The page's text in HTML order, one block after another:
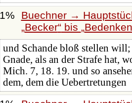
1%
Buechner →
Becker bis Bedenken
und Schande bloß stellen
Gnade, als an der Strafe hat,
Mich. 7, 18. 19. und so
dem, dem die Uebertretungen